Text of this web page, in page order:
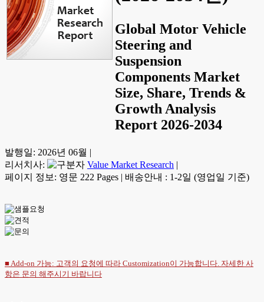
Global Motor Vehicle
Steering and
Suspension
Components Market
Size, Share, Trends &
Growth Analysis
Report 2026-2034
발행일: 2026년 06월 |
리서치사:
Value Market Research |
페이지 정보: 영문 222 Pages | 배송안내 : 1-2일 (영업일 기준)
■ Add-on 가능: 고객의 요청에 따라 Customization이 가능합니다. 자세한 사
항은 문의 해주시기 바랍니다